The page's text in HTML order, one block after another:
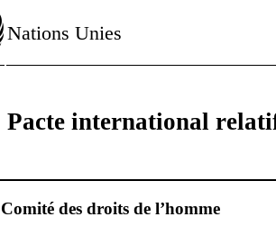
Nations Unies
Pacte international
Comité des droits de l’homme